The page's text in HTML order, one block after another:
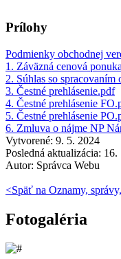
Prílohy
Podmienky obchodnej
1. Záväzná cenová
2. Súhlas so
3. Čestné prehlásenie.pdf
4. Čestné prehlásenie
5. Čestné prehlásenie
6. Zmluva o nájme NP
Vytvorené: 9. 5. 2024
Posledná aktualizácia:
Autor: Správca Webu
<Späť na Oznamy,
Fotogaléria